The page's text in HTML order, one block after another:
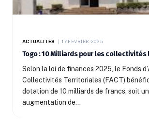
ACTUALITÉS 17 FÉVRIER 2025
Togo : 10 Milliards pour les collectivités
Selon la loi de finances 2025, le Fonds
Collectivités Territoriales (FACT)
dotation de 10 milliards de francs, soit
augmentation de…